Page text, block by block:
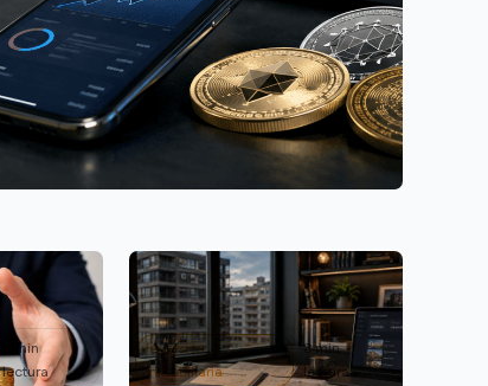
8 min
lectura
Inversión
Inmobiliaria
8 min
lectura